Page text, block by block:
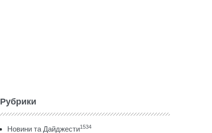
Рубрики
Новини та Дайджести1534